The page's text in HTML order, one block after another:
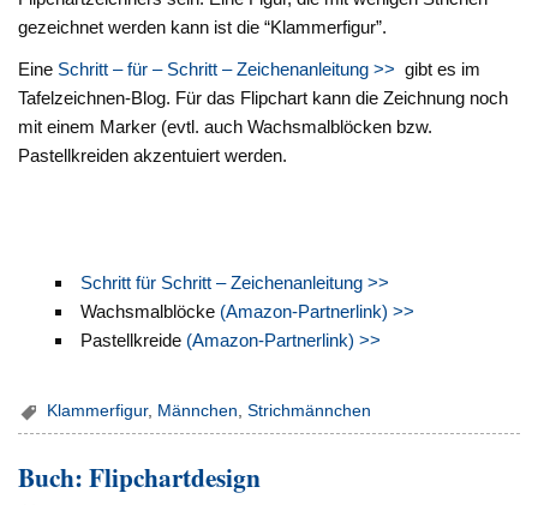
gezeichnet werden kann ist die “Klammerfigur”.
Eine Schritt – für – Schritt – Zeichenanleitung >> gibt es im
Tafelzeichnen-Blog. Für das Flipchart kann die Zeichnung noch
mit einem Marker (evtl. auch Wachsmalblöcken bzw.
Pastellkreiden akzentuiert werden.
Schritt für Schritt – Zeichenanleitung >>
Wachsmalblöcke (Amazon-Partnerlink) >>
Pastellkreide (Amazon-Partnerlink) >>
Klammerfigur, Männchen ,Strichmännchen
Buch: Flipchartdesign